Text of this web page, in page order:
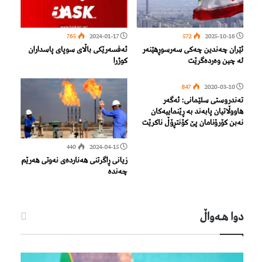
2025-10-16
572
ئێران چەندین چەکی سەرسوڕهێنەر
لە چین وەردەگرێت
2024-01-17
765
ئەفسەرێکی باڵای سوپای پاسداران
کوژرا
2020-03-10
847
تەندروستی سلێمانی: ئەگەر
هاووڵاتیان پابەند بە ڕێنماییەكان
نەبن كۆرۆنامان پێ‌ كۆنتڕۆڵ ناكرێت
2024-04-15
440
زیانی ڕاگرتنی هەناردەی نەوتی هەرێم
چەندە
دوا هـه‌واڵ